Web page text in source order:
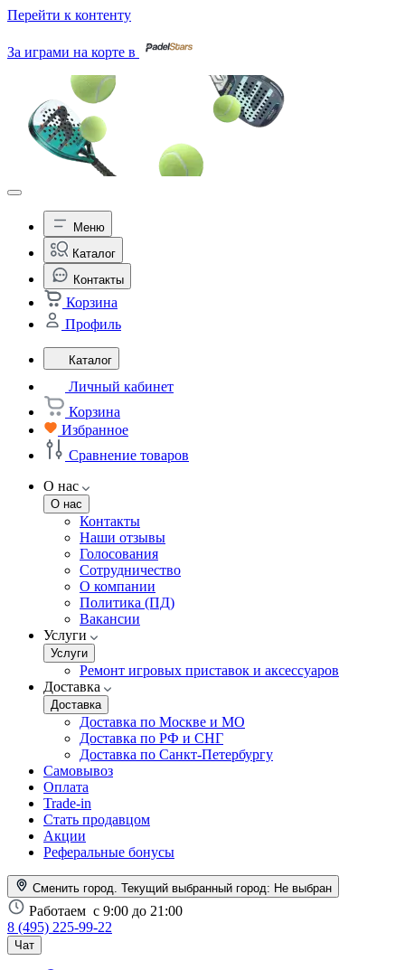
Перейти к контенту
За играми на корте в
Меню
Каталог
Контакты
Корзина
Профиль
Каталог
Личный кабинет
Корзина
Избранное
Сравнение товаров
О нас
О нас
Контакты
Наши отзывы
Голосования
Сотрудничество
О компании
Политика (ПД)
Вакансии
Услуги
Услуги
Ремонт игровых приставок и аксессуаров
Доставка
Доставка
Доставка по Москве и МО
Доставка по РФ и СНГ
Доставка по Санкт-Петербургу
Самовывоз
Оплата
Trade-in
Стать продавцом
Акции
Реферальные бонусы
Сменить город. Текущий выбранный город: Не выбран
Работаем с 9:00 до 21:00
8 (495) 225-99-22
Чат